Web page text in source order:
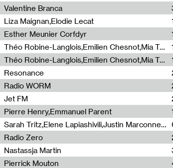
Valentine Branca
Liza Maignan,Elodie Lecat
Esther Meunier Corfdyr
Théo Robine-Langlois,Emilien Chesnot,Mia Trabalon
Théo Robine-Langlois,Emilien Chesnot,Mia Trabalon
Resonance
Radio WORM
Jet FM
Pierre Henry,Emmanuel Parent
Sarah Tritz,Elene Lapiashivili,Justin Marconnet,Mateo Cuche,Esther Lechevalier,Suzie Lecroart,Romance Castelet
Radio Zero
Nastassja Martin
Pierrick Mouton